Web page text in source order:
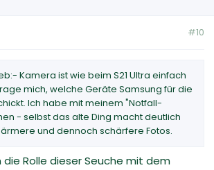
#10
Kamera ist wie beim S21 Ultra einfach
mich, welche Geräte Samsung für die
Ich habe mit meinem "Notfall-
- selbst das alte Ding macht deutlich
und dennoch schärfere Fotos.
die Rolle dieser Seuche mit dem